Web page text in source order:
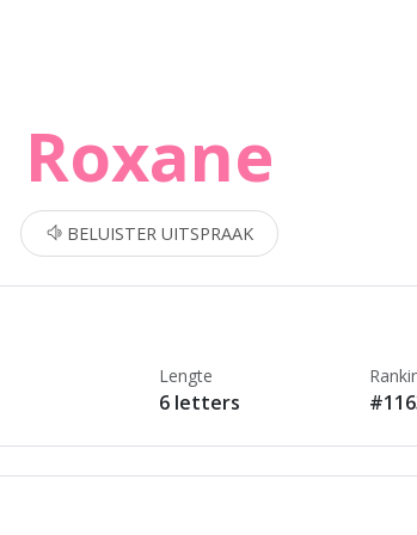
Roxane
BELUISTER UITSPRAAK
Lengte
6 letters